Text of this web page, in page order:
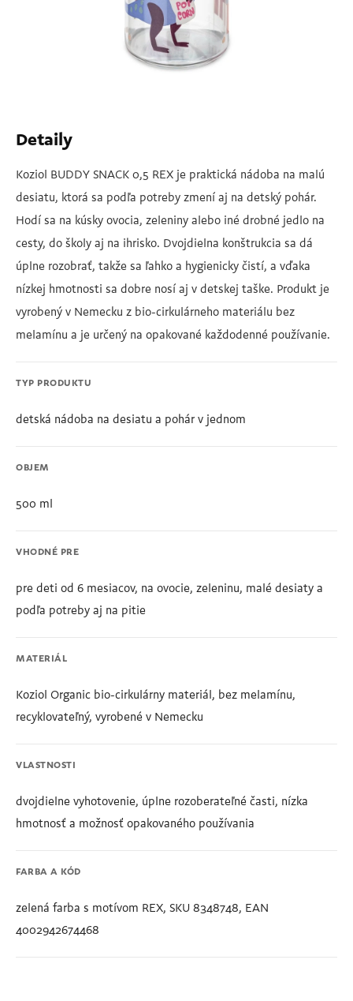
Detaily
Koziol BUDDY SNACK 0,5 REX je praktická nádoba na malú
desiatu, ktorá sa podľa potreby zmení aj na detský pohár.
Hodí sa na kúsky ovocia, zeleniny alebo iné drobné jedlo na
cesty, do školy aj na ihrisko. Dvojdielna konštrukcia sa dá
úplne rozobrať, takže sa ľahko a hygienicky čistí, a vďaka
nízkej hmotnosti sa dobre nosí aj v detskej taške. Produkt je
vyrobený v Nemecku z bio-cirkulárneho materiálu bez
melamínu a je určený na opakované každodenné používanie.
TYP PRODUKTU
detská nádoba na desiatu a pohár v jednom
OBJEM
500 ml
VHODNÉ PRE
pre deti od 6 mesiacov, na ovocie, zeleninu, malé desiaty a
podľa potreby aj na pitie
MATERIÁL
Koziol Organic bio-cirkulárny materiál, bez melamínu,
recyklovateľný, vyrobené v Nemecku
VLASTNOSTI
dvojdielne vyhotovenie, úplne rozoberateľné časti, nízka
hmotnosť a možnosť opakovaného používania
FARBA A KÓD
zelená farba s motívom REX, SKU 8348748, EAN
4002942674468